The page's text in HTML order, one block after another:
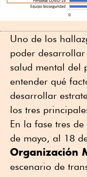
Uno de los
poder
salud mental del
entender qué
desarrollar
los tres
En la fase tres
de mayo, al 18
Organización
escenario de